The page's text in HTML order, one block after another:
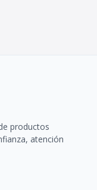
productos
atención